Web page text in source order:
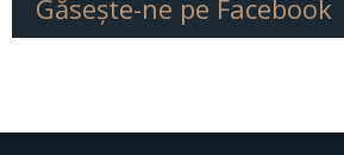
Găseşte-ne pe Facebook